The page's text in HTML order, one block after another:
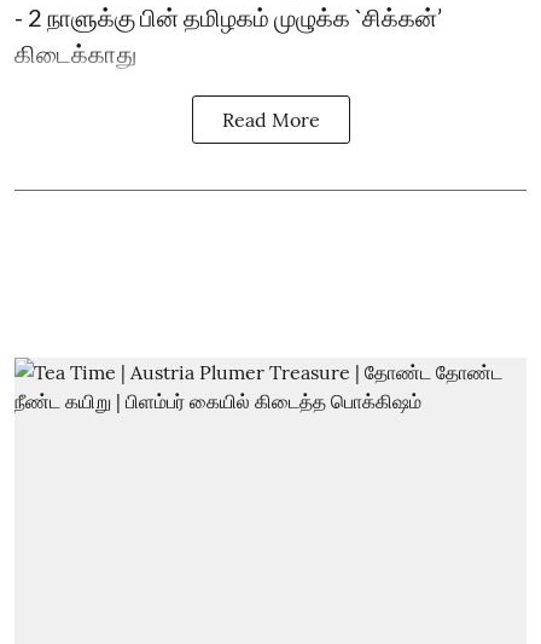
- 2 நாளுக்கு பின் தமிழகம் முழுக்க `சிக்கன்’
கிடைக்காது
Read More